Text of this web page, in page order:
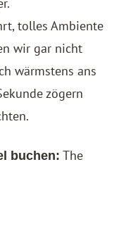
tolles Ambiente
wir gar nicht
wärmstens ans
zögern
buchen: The